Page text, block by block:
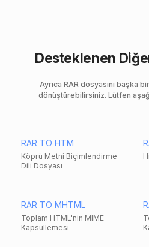
Desteklenen
Ayrıca RAR dosyasını başka
dönüştürebilirsiniz. Lütfen
RAR TO HTM
Köprü Metni Biçimlendirme
Dili Dosyası
RAR TO MHTML
Toplam HTML'nin MIME
Kapsüllemesi